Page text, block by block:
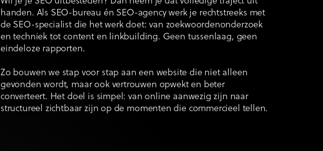
handen. Als SEO-bureau én SEO-agency werk je rechtstreeks met
de SEO-specialist die het werk doet: van zoekwoordenonderzoek
en techniek tot content en linkbuilding. Geen tussenlaag, geen
eindeloze rapporten.
Zo bouwen we stap voor stap aan een website die niet alleen
gevonden wordt, maar ook vertrouwen opwekt en beter
converteert. Het doel is simpel: van online aanwezig zijn naar
structureel zichtbaar zijn op de momenten die commercieel tellen.